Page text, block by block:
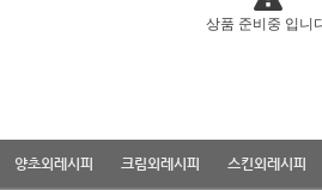
상품 준비중 입니
양초외레시피 크림외레시피 스킨외레시피